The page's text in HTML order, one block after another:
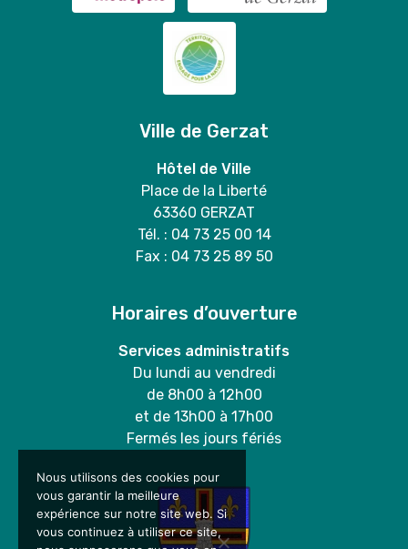
Ville de Gerzat
Hôtel de Ville
Place de la Liberté
63360 GERZAT
Tél. : 04 73 25 00 14
Fax : 04 73 25 89 50
Horaires d’ouverture
Services administratifs
Du lundi au vendredi
de 8h00 à 12h00
et de 13h00 à 17h00
Fermés les jours fériés
Nous utilisons des cookies pour
vous garantir la meilleure
expérience sur notre site web. Si
vous continuez à utiliser ce site,